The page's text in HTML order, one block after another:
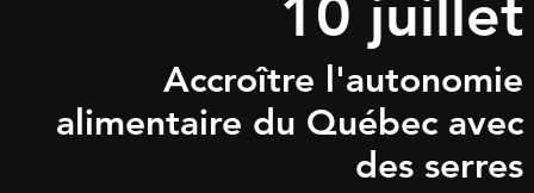
10 juillet
Accroître l'autonomie
alimentaire du Québec avec
des serres